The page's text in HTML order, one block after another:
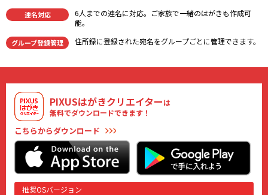
連名対応
6人までの連名に対応。ご家族で一緒のはがきも作成可
能。
グループ登録管理 住所録に登録された宛名をグループごとに管理できます。
PIXUSはがきクリエイターは
無料でダウンロードできます！
こちらからダウンロード
推奨OSバージョン